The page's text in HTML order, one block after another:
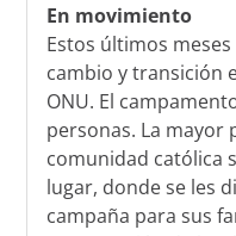
En movimiento
Estos últimos
cambio y transición
ONU. El
personas. La mayor
comunidad católica
lugar, donde se les
campaña para sus